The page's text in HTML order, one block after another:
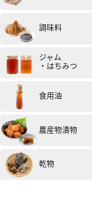
調味料
ジャム
・はちみつ
食用油
農産物漬物
乾物